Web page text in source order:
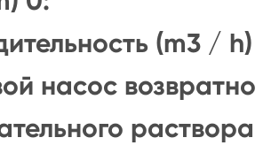
(m3 / h)
насос возвратно
раствора